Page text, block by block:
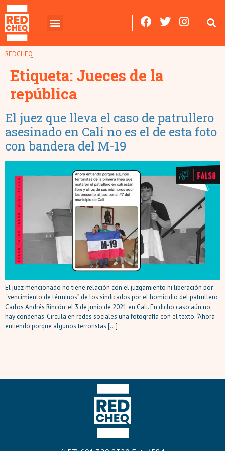
REDCHEQ
Etiqueta: Jueces de la
república
El juez que lleva el caso de patrullero
asesinado en Cali no es el de esta foto
con bandera del M-19
El juez mencionado no tiene relación con el juzgamiento ni liberación por
“vencimiento de términos” de los sindicados por el homicidio del patrullero
Carlos Andrés Rincón, el 3 de junio de 2021 en Cali. En dicho caso aún no
hay condenas. Circula en redes sociales una fotografía con el texto: “Ahora
entiendo porque algunos terroristas […]